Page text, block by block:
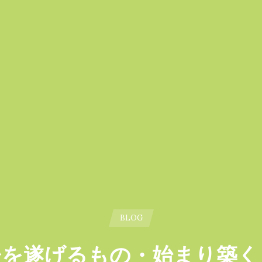
BLOG
遂げるもの・始まり築